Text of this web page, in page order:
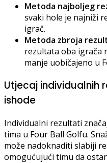
Metoda najboljeg
svaki hole je najniži
igrač.
Metoda zbroja
rezultata oba igrača
manje uobičajeno u
Utjecaj individualnih
ishode
Individualni rezultati
tima u Four Ball Golfu.
može nadoknaditi slabiji
omogućujući timu da